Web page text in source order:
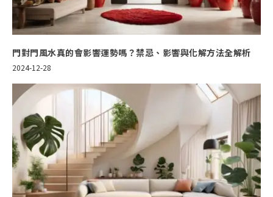
門對門風水真的會影響運勢嗎？禁忌、影響與化解方法全解析
2024-12-28